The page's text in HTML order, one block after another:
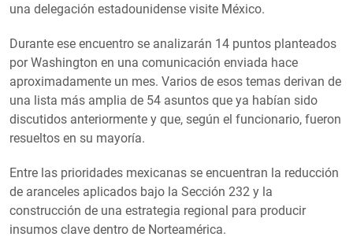
una delegación estadounidense visite México.
Durante ese encuentro se analizarán 14 puntos planteados
por Washington en una comunicación enviada hace
aproximadamente un mes. Varios de esos temas derivan de
una lista más amplia de 54 asuntos que ya habían sido
discutidos anteriormente y que, según el funcionario, fueron
resueltos en su mayoría.
Entre las prioridades mexicanas se encuentran la reducción
de aranceles aplicados bajo la Sección 232 y la
construcción de una estrategia regional para producir
insumos clave dentro de Norteamérica.